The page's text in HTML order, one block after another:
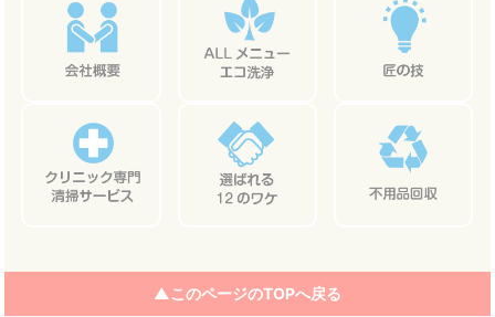
▲このページのTOPへ戻る